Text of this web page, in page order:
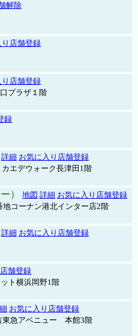
解除
り店舗登録
り店舗登録
プラザ１階
録
詳細 お気に入り店舗登録
エデウォーク長津田1階
） 地図 詳細 お気に入り店舗登録
コーナン港北インター店2階
詳細 お気に入り店舗登録
舗登録
ト横浜岡野1階
お気に入り店舗登録
東急アベニュー 本館3階